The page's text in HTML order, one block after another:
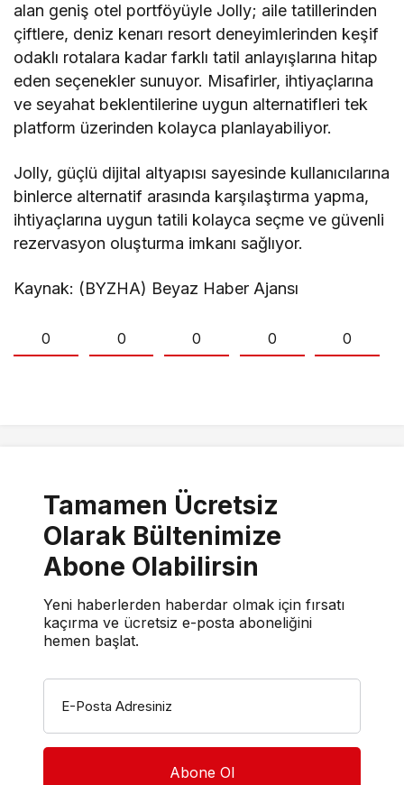
alan geniş otel portföyüyle Jolly; aile tatillerinden
çiftlere, deniz kenarı resort deneyimlerinden keşif
odaklı rotalara kadar farklı tatil anlayışlarına hitap
eden seçenekler sunuyor. Misafirler, ihtiyaçlarına
ve seyahat beklentilerine uygun alternatifleri tek
platform üzerinden kolayca planlayabiliyor.
Jolly, güçlü dijital altyapısı sayesinde kullanıcılarına
binlerce alternatif arasında karşılaştırma yapma,
ihtiyaçlarına uygun tatili kolayca seçme ve güvenli
rezervasyon oluşturma imkanı sağlıyor.
Kaynak: (BYZHA) Beyaz Haber Ajansı
0 0 0 0 0
Tamamen Ücretsiz
Olarak Bültenimize
Abone Olabilirsin
Yeni haberlerden haberdar olmak için fırsatı
kaçırma ve ücretsiz e-posta aboneliğini
hemen başlat.
E-Posta Adresiniz